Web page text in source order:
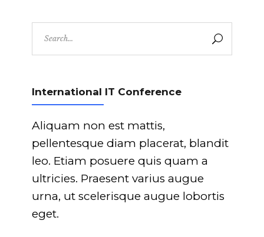
International IT Conference
Aliquam non est mattis,
pellentesque diam placerat, blandit
leo. Etiam posuere quis quam a
ultricies. Praesent varius augue
urna, ut scelerisque augue lobortis
eget.